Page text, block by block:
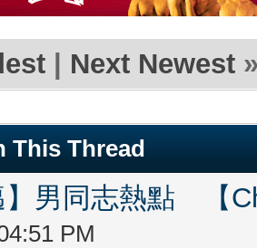
| Next Newest
This Thread
】男同志熱點 【
PM